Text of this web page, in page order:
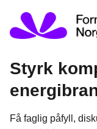
Styrk
Få faglig påfyll,